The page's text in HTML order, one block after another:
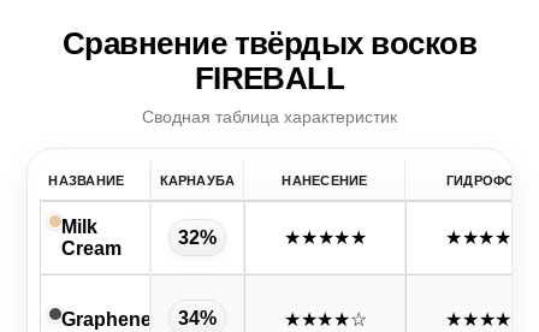
Сравнение твёрдых восков
FIREBALL
Сводная таблица характеристик
НАЗВАНИЕ КАРНАУБА НАНЕСЕНИЕ ГИДРОФОБ
Milk
Cream
32% ★★★★★ ★★★★
Graphene 34% ★★★★☆ ★★★★★